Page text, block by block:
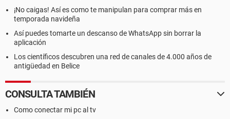
¡No caigas! Así es como te manipulan para comprar más en
temporada navideña
Así puedes tomarte un descanso de WhatsApp sin borrar la
aplicación
Los científicos descubren una red de canales de 4.000 años de
antigüedad en Belice
CONSULTA TAMBIÉN
Como conectar mi pc al tv